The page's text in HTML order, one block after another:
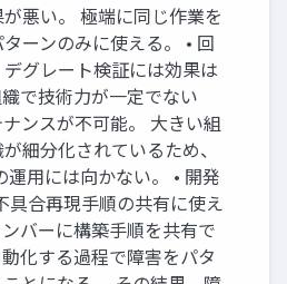
悪い。 極端に同じ作業を
ーンのみに使える。 • 回
グレート検証には効果は
で技術力が一定でない
ンスが不可能。 大きい組
細分化されているため、
運用には向かない。 • 開発
具合再現手順の共有に使え
バーに構築手順を共有で
化する過程で障害をパタ